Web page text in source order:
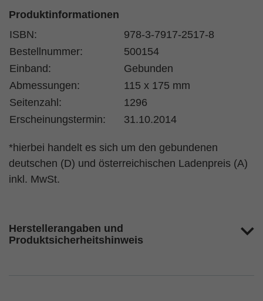
Produktinformationen
ISBN:
978-3-7917-2517-8
Bestellnummer:
500154
Einband:
Gebunden
Abmessungen:
115 x 175 mm
Seitenzahl:
1296
Erscheinungstermin:
31.10.2014
*hierbei handelt es sich um den gebundenen
deutschen (D) und österreichischen Ladenpreis (A)
inkl. MwSt.
Herstellerangaben und
Produktsicherheitshinweis